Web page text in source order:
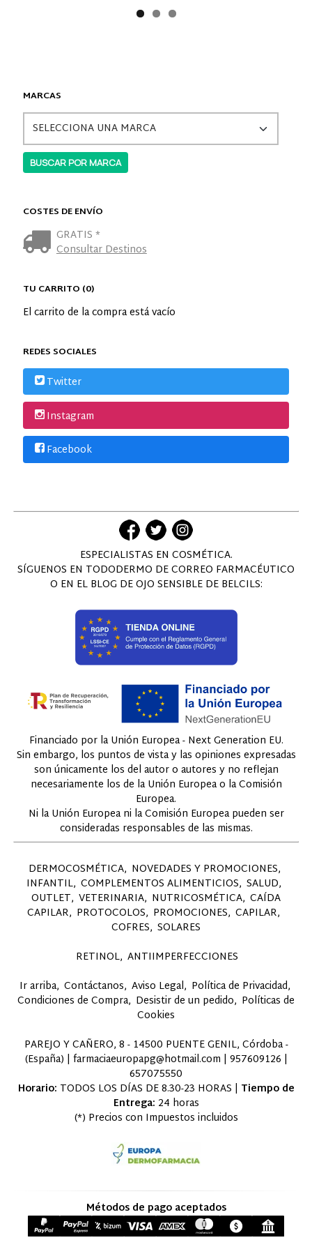
MARCAS
COSTES DE ENVÍO
GRATIS *
Consultar Destinos
TU CARRITO (0)
El carrito de la compra está vacío
REDES SOCIALES
Twitter
Instagram
Facebook
ESPECIALISTAS EN COSMÉTICA.
SÍGUENOS EN TODODERMO DE CORREO FARMACÉUTICO
O EN EL BLOG DE OJO SENSIBLE DE BELCILS:
Financiado por la Unión Europea - Next Generation EU.
Sin embargo, los puntos de vista y las opiniones expresadas
son únicamente los del autor o autores y no reflejan
necesariamente los de la Unión Europea o la Comisión
Europea.
Ni la Unión Europea ni la Comisión Europea pueden ser
consideradas responsables de las mismas.
DERMOCOSMÉTICA NOVEDADES Y PROMOCIONES
INFANTIL COMPLEMENTOS ALIMENTICIOS SALUD
OUTLET VETERINARIA NUTRICOSMÉTICA CAÍDA
CAPILAR PROTOCOLOS PROMOCIONES CAPILAR
COFRES SOLARES
RETINOL ANTIIMPERFECCIONES
Ir arriba Contáctanos Aviso Legal Política de Privacidad
Condiciones de Compra Desistir de un pedido Políticas de
Cookies
PAREJO Y CAÑERO, 8 - 14500 PUENTE GENIL, Córdoba -
(España) | farmaciaeuropapg@hotmail.com | 957609126 |
657075550
Horario: TODOS LOS DÍAS DE 8.30-23 HORAS | Tiempo de
Entrega: 24 horas
(*) Precios con Impuestos incluidos
Métodos de pago aceptados